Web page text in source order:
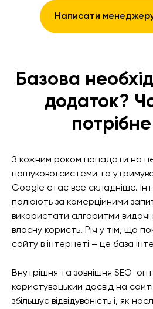
Написати
Базова
додаток?
З кожним роком попадати на
пошукової системи та
Google стає все складніше.
полюють за комерційними
використати алгоритми
власну користь. Річ у тім, що
сайту в інтернеті – це база
Внутрішня та зовнішня SEO-
користувацький досвід на
збільшує відвідуваність і, як